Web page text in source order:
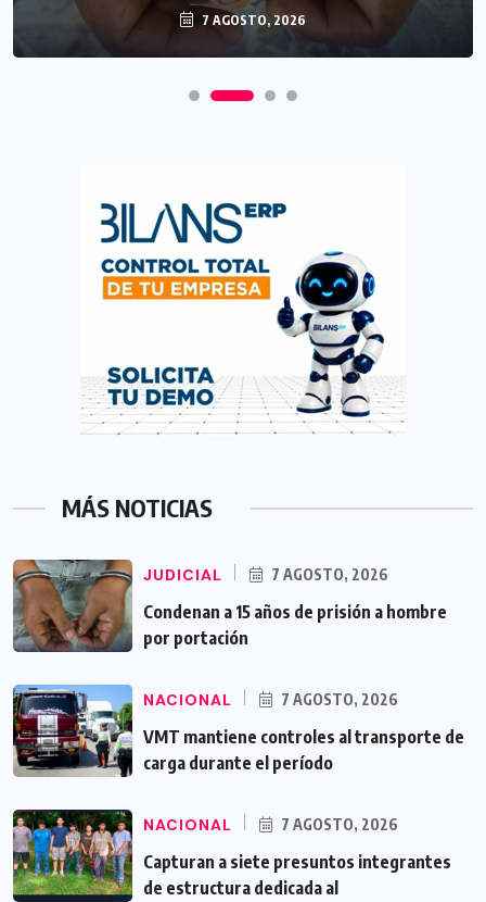
7 AGOSTO, 2026
MÁS NOTICIAS
JUDICIAL 7 AGOSTO, 2026
Condenan a 15 años de prisión a hombre
por portación
NACIONAL 7 AGOSTO, 2026
VMT mantiene controles al transporte de
carga durante el período
NACIONAL 7 AGOSTO, 2026
Capturan a siete presuntos integrantes
de estructura dedicada al